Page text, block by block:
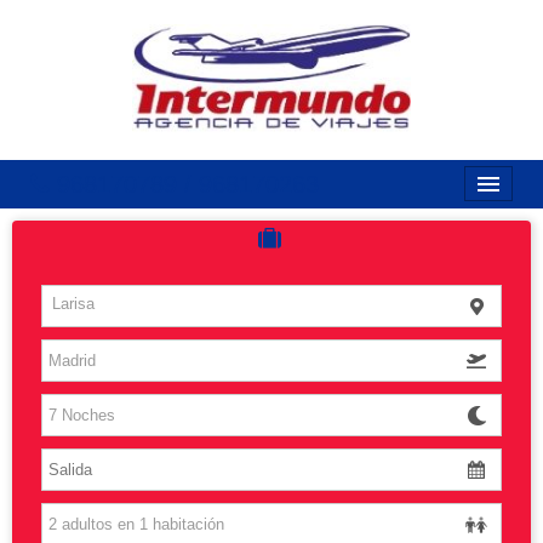
Costas
Vuelos
Islas
Caribe
Grandes Viajes
Larisa